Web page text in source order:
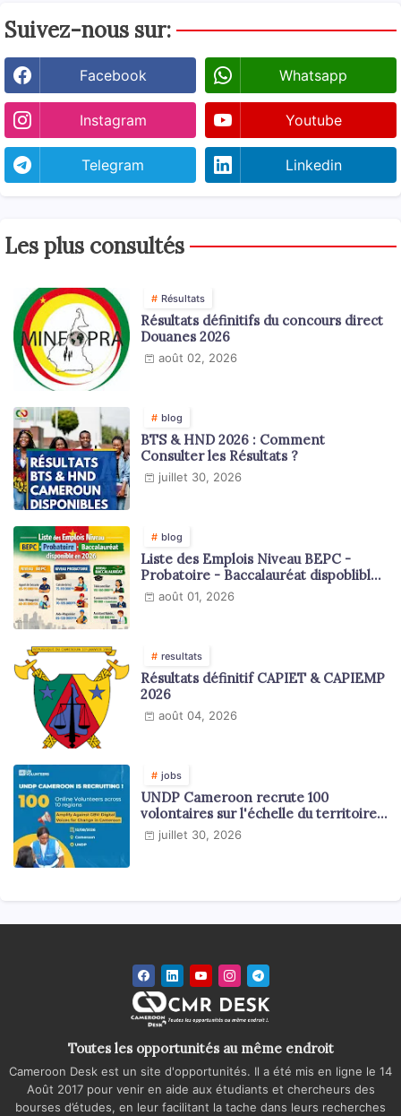
Suivez-nous sur:
Facebook Whatsapp
Instagram Youtube
Telegram Linkedin
Les plus consultés
Résultats
Résultats définitifs du concours direct
Douanes 2026
août 02, 2026
blog
BTS & HND 2026 : Comment
Consulter les Résultats ?
juillet 30, 2026
blog
Liste des Emplois Niveau BEPC -
Probatoire - Baccalauréat dispoblible
en 2026
août 01, 2026
resultats
Résultats définitif CAPIET & CAPIEMP
2026
août 04, 2026
jobs
UNDP Cameroon recrute 100
volontaires sur l'échelle du territoire
national
juillet 30, 2026
Toutes les opportunités au même endroit
Cameroon Desk est un site d'opportunités. Il a été mis en ligne le 14
Août 2017 pour venir en aide aux étudiants et chercheurs des
bourses d’études, en leur facilitant la tache dans leurs recherches